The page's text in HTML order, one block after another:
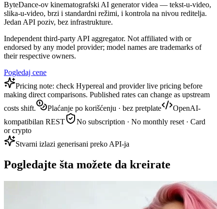
ByteDance-ov kinematografski AI generator videa — tekst-u-video,
slika-u-video, brzi i standardni režimi, i kontrola na nivou reditelja.
Jedan API poziv, bez infrastrukture.
Independent third-party API aggregator. Not affiliated with or
endorsed by any model provider; model names are trademarks of
their respective owners.
Pogledaj cene
Pricing note: check Hypereal and provider live pricing before
making direct comparisons. Published rates can change as upstream
costs shift.
Plaćanje po korišćenju · bez pretplate
OpenAI-
kompatibilan REST
No subscription · No monthly reset · Card
or crypto
Stvarni izlazi generisani preko API-ja
Pogledajte šta možete da kreirate